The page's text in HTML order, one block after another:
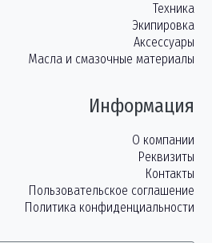
Техника
Экипировка
Аксессуары
Масла и смазочные материалы
Информация
О компании
Реквизиты
Контакты
Пользовательское соглашение
Политика конфиденциальности